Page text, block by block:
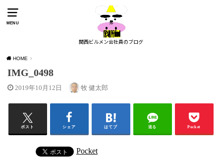
MENU
関西ビルメン会社員のブログ
HOME
IMG_0498
2019年10月12日 牧 健太郎
ポスト シェア はてブ 送る Pocket
Pocket